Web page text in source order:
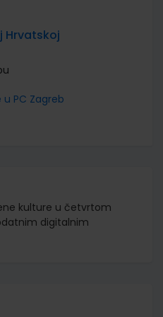
Hrvatskoj
PC Zagreb
kulture u četvrtom
digitalnim